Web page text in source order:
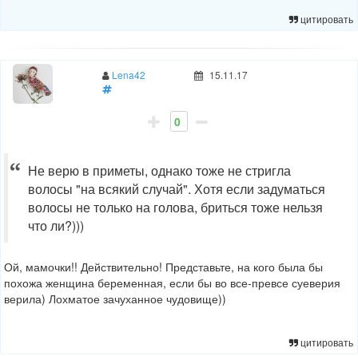
цитировать
Lena42 15.11.17
0
Не верю в приметы, однако тоже не стригла
волосы "на всякий случай". Хотя если задуматься
волосы не только на голова, бриться тоже нельзя
что ли?)))
Ой, мамочки!! Действительно! Представьте, на кого была бы
похожа женщина беременная, если бы во все-превсе суеверия
верила) Лохматое зачуханное чудовище))
цитировать